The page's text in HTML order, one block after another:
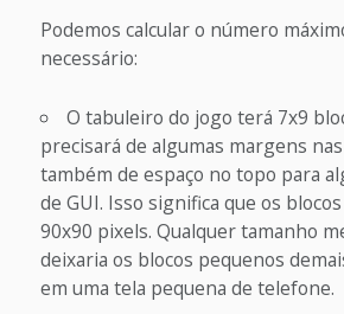
Podemos calcular o número
necessário:
O tabuleiro do jogo terá 7x9
precisará de algumas margens
também de espaço no topo para
de GUI. Isso significa que os
90x90 pixels. Qualquer tamanho
deixaria os blocos pequenos
em uma tela pequena de telefone.